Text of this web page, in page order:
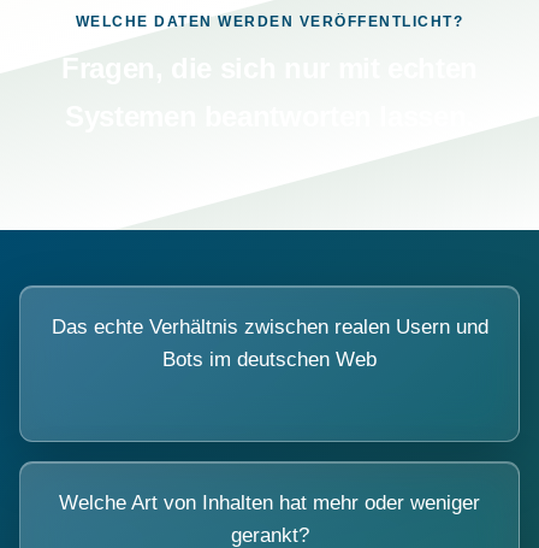
WELCHE DATEN WERDEN VERÖFFENTLICHT?
Das echte Verhältnis zwischen realen Usern und
Bots im deutschen Web
Welche Art von Inhalten hat mehr oder weniger
gerankt?